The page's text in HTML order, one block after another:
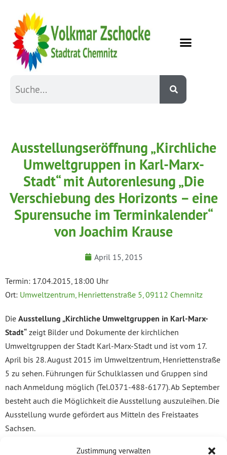
Zustimmung verwalten
Ausstellungseröffnung „Kirchliche
Umweltgruppen in Karl-Marx-
Stadt“ mit Autorenlesung „Die
Verschiebung des Horizonts – eine
Spurensuche im Terminkalender“
von Joachim Krause
April 15, 2015
Termin: 17.04.2015, 18:00 Uhr
Ort: Umweltzentrum, Henriettenstraße 5, 09112 Chemnitz
Die Ausstellung „Kirchliche Umweltgruppen in Karl-Marx-
Stadt“ zeigt Bilder und Dokumente der kirchlichen
Umweltgruppen der Stadt Karl-Marx-Stadt und ist vom 17.
April bis 28. August 2015 im Umweltzentrum, Henriettenstraße
5 zu sehen. Führungen für Schulklassen und Gruppen sind
nach Anmeldung möglich (Tel.0371-488-6177). Ab September
besteht auch die Möglichkeit die Ausstellung auszuleihen. Die
Ausstellung wurde gefördert aus Mitteln des Freistaates
Sachsen.
Joachim Krause, vormals Umweltbeauftragter der Ev.-Luth.-